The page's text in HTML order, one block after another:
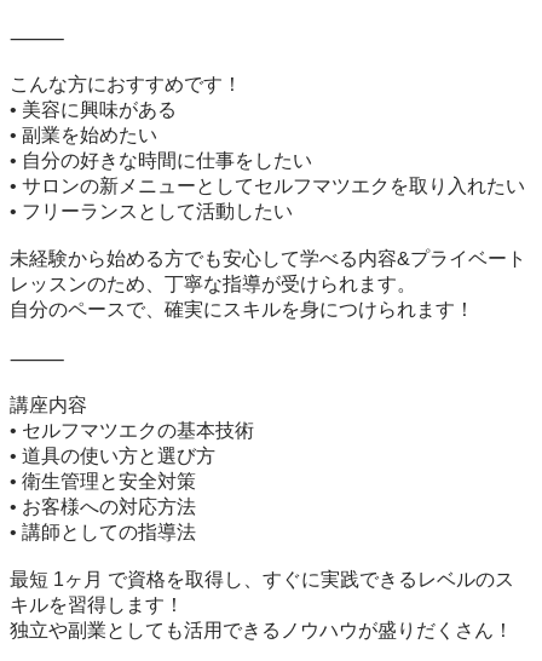
⸻
こんな方におすすめです！
• 美容に興味がある
• 副業を始めたい
• 自分の好きな時間に仕事をしたい
• サロンの新メニューとしてセルフマツエクを取り入れたい
• フリーランスとして活動したい
未経験から始める方でも安心して学べる内容&プライベート
レッスンのため、丁寧な指導が受けられます。
自分のペースで、確実にスキルを身につけられます！
⸻
講座内容
• セルフマツエクの基本技術
• 道具の使い方と選び方
• 衛生管理と安全対策
• お客様への対応方法
• 講師としての指導法
最短 1ヶ月 で資格を取得し、すぐに実践できるレベルのス
キルを習得します！
独立や副業としても活用できるノウハウが盛りだくさん！